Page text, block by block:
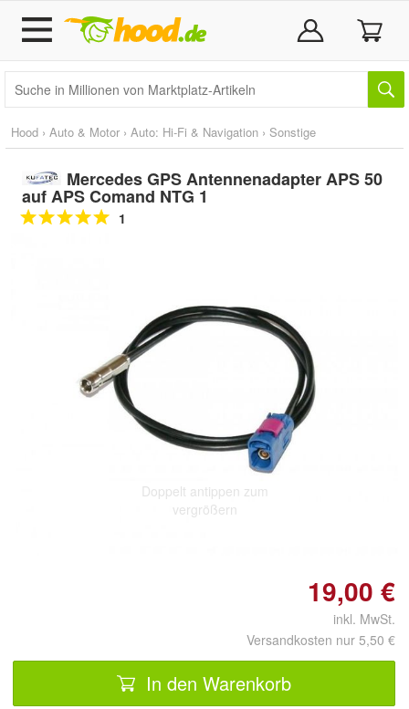
Hood › Auto & Motor › Auto: Hi-Fi & Navigation › Sonstige
Mercedes GPS Antennenadapter APS 50
auf APS Comand NTG 1
1
Doppelt antippen zum
vergrößern
19,00 €
inkl. MwSt.
Versandkosten nur 5,50 €
In den Warenkorb